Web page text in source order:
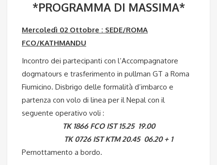
*PROGRAMMA DI MASSIMA*
Mercoledì 02 Ottobre : SEDE/ROMA
FCO/KATHMANDU
Incontro dei partecipanti con l’Accompagnatore
dogmatours e trasferimento in pullman GT a Roma
Fiumicino. Disbrigo delle formalità d’imbarco e
partenza con volo di linea per il Nepal con il
seguente operativo voli :
TK 1866 FCO IST 15.25 19.00
TK 0726 IST KTM 20.45 06.20 + 1
Pernottamento a bordo.